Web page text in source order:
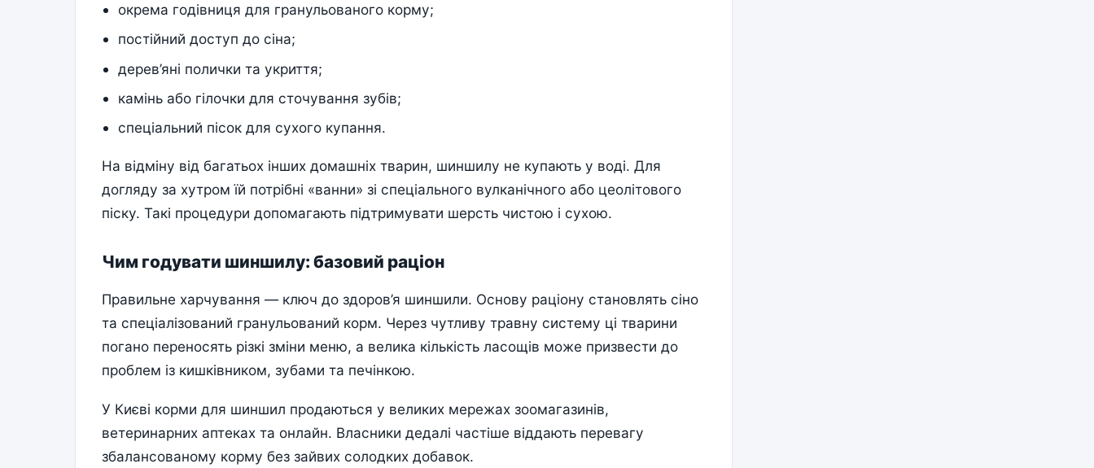
окрема годівниця для гранульованого корму;
постійний доступ до сіна;
дерев’яні полички та укриття;
камінь або гілочки для сточування зубів;
спеціальний пісок для сухого купання.
На відміну від багатьох інших домашніх тварин, шиншилу не купають у воді. Для
догляду за хутром їй потрібні «ванни» зі спеціального вулканічного або цеолітового
піску. Такі процедури допомагають підтримувати шерсть чистою і сухою.
Чим годувати шиншилу: базовий раціон
Правильне харчування — ключ до здоров’я шиншили. Основу раціону становлять сіно
та спеціалізований гранульований корм. Через чутливу травну систему ці тварини
погано переносять різкі зміни меню, а велика кількість ласощів може призвести до
проблем із кишківником, зубами та печінкою.
У Києві корми для шиншил продаються у великих мережах зоомагазинів,
ветеринарних аптеках та онлайн. Власники дедалі частіше віддають перевагу
збалансованому корму без зайвих солодких добавок.